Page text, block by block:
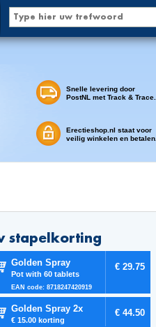
Snelle levering door
PostNL met Track & Trace.
Erectieshop.nl staat voor
veilig winkelen en betalen.
stapelkorting
Golden Spray
Pot with 60 tablets
EAN code: 8718247420919
€ 29.75
Golden Spray 2x
€ 15.00 korting
€ 44.50